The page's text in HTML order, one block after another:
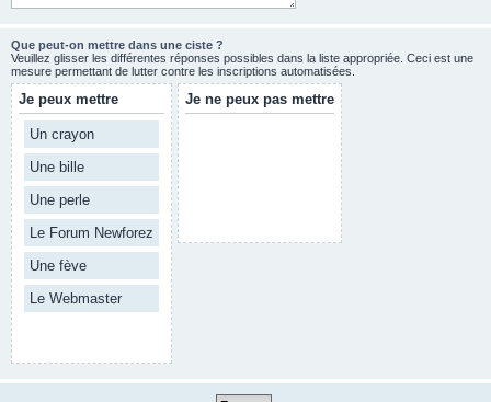
Que peut-on mettre dans une ciste ?
Veuillez glisser les différentes réponses possibles dans la liste appropriée. Ceci est une
mesure permettant de lutter contre les inscriptions automatisées.
Je peux mettre
Un crayon
Une bille
Une perle
Le Forum Newforez
Une fève
Le Webmaster
Je ne peux pas mettre